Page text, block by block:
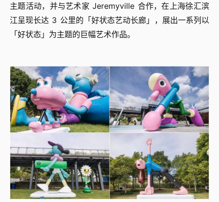
主题活动，并与艺术家 Jeremyville 合作，在上海徐汇滨
江呈现长达 3 公里的「好状态艺动长廊」，展出一系列以
「好状态」为主题的巨幅艺术作品。